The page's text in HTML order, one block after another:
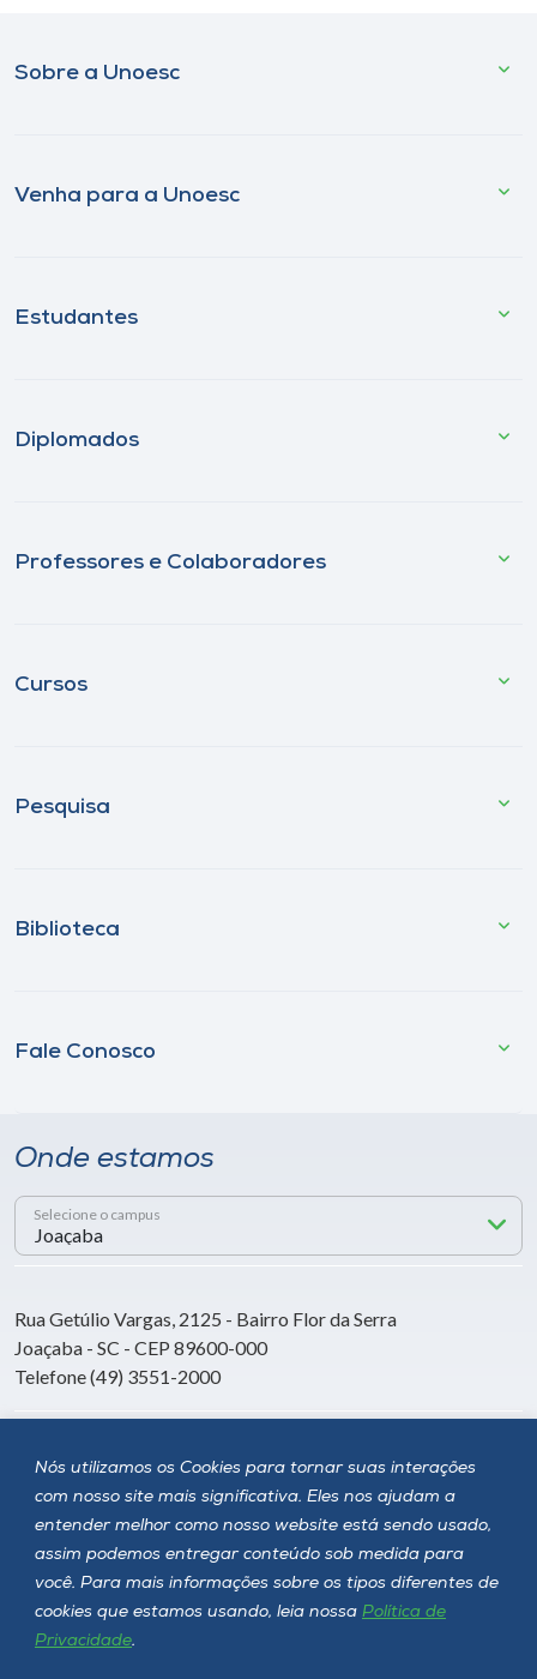
Nós utilizamos os Cookies para tornar suas interações
com nosso site mais significativa. Eles nos ajudam a
entender melhor como nosso website está sendo usado,
assim podemos entregar conteúdo sob medida para
você. Para mais informações sobre os tipos diferentes de
cookies que estamos usando, leia nossa Política de
Privacidade.
Sobre a Unoesc
Venha para a Unoesc
Estudantes
Diplomados
Professores e Colaboradores
Cursos
Pesquisa
Biblioteca
Fale Conosco
Onde estamos
Selecione o campus
Rua Getúlio Vargas, 2125 - Bairro Flor da Serra
Joaçaba - SC - CEP 89600-000
Telefone (49) 3551-2000
Siga a Unoesc